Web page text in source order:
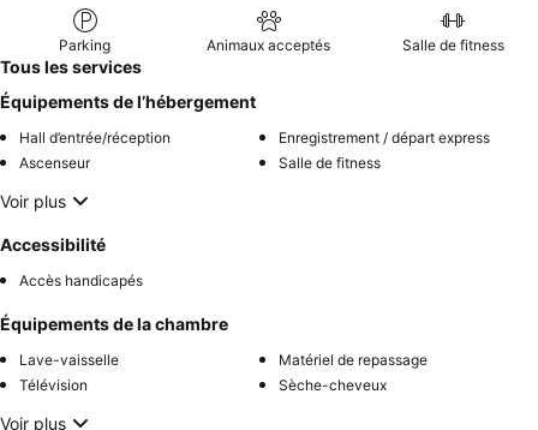
Parking Animaux acceptés Salle de fitness
Tous les services
Équipements de l’hébergement
Hall d’entrée/réception
Enregistrement / départ express
Ascenseur
Salle de fitness
Voir plus
Accessibilité
Accès handicapés
Équipements de la chambre
Lave-vaisselle
Matériel de repassage
Télévision
Sèche-cheveux
Voir plus